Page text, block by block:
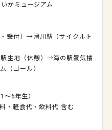
かミュージアム
受付）→滑川駅（サイクルト
生地（休憩）→海の駅蜃気楼
（ゴール）
年生）
食代・飲料代 含む